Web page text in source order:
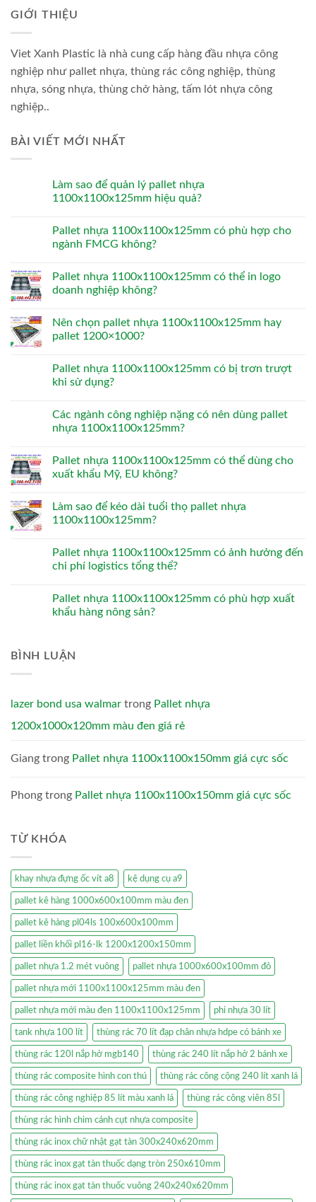
GIỚI THIỆU
Viet Xanh Plastic là nhà cung cấp hàng đầu nhựa công
nghiệp như pallet nhựa, thùng rác công nghiệp, thùng
nhựa, sóng nhựa, thùng chở hàng, tấm lót nhựa công
nghiệp..
BÀI VIẾT MỚI NHẤT
Làm sao để quản lý pallet nhựa
1100x1100x125mm hiệu quả?
Pallet nhựa 1100x1100x125mm có phù hợp cho
ngành FMCG không?
Pallet nhựa 1100x1100x125mm có thể in logo
doanh nghiệp không?
Nên chọn pallet nhựa 1100x1100x125mm hay
pallet 1200×1000?
Pallet nhựa 1100x1100x125mm có bị trơn trượt
khi sử dụng?
Các ngành công nghiệp nặng có nên dùng pallet
nhựa 1100x1100x125mm?
Pallet nhựa 1100x1100x125mm có thể dùng cho
xuất khẩu Mỹ, EU không?
Làm sao để kéo dài tuổi thọ pallet nhựa
1100x1100x125mm?
Pallet nhựa 1100x1100x125mm có ảnh hưởng đến
chi phí logistics tổng thể?
Pallet nhựa 1100x1100x125mm có phù hợp xuất
khẩu hàng nông sản?
BÌNH LUẬN
lazer bond usa walmar trong Pallet nhựa
1200x1000x120mm màu đen giá rẻ
Giang trong Pallet nhựa 1100x1100x150mm giá cực sốc
Phong trong Pallet nhựa 1100x1100x150mm giá cực sốc
TỪ KHÓA
khay nhựa đựng ốc vít a8 kệ dụng cụ a9
pallet kê hàng 1000x600x100mm màu đen
pallet kê hàng pl04ls 100x600x100mm
pallet liền khối pl16-lk 1200x1200x150mm
pallet nhựa 1.2 mét vuông pallet nhựa 1000x600x100mm đỏ
pallet nhựa mới 1100x1100x125mm màu đen
pallet nhựa mới màu đen 1100x1100x125mm phi nhựa 30 lít
tank nhựa 100 lít thùng rác 70 lít đạp chân nhựa hdpe có bánh xe
thùng rác 120l nắp hở mgb140 thùng rác 240 lít nắp hở 2 bánh xe
thùng rác composite hình con thú thùng rác công cộng 240 lít xanh lá
thùng rác công nghiệp 85 lít màu xanh lá thùng rác công viên 85l
thùng rác hình chim cánh cụt nhựa composite
thùng rác inox chữ nhật gạt tàn 300x240x620mm
thùng rác inox gạt tàn thuốc dạng tròn 250x610mm
thùng rác inox gạt tàn thuốc vuông 240x240x620mm